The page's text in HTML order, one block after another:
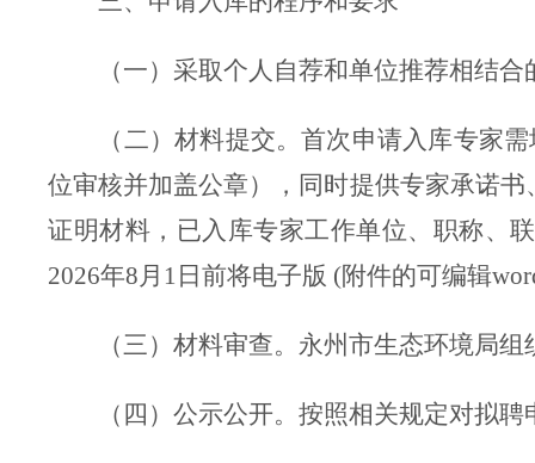
（一）采取个人自荐和单位推荐相结
（二）材料提交。首次申请入库专家
位审核并加盖公章），同时提供专家承诺书
证明材料 ，已入库专家工作单位、职称、
2026年8月1日前将电子版 (附件的可编辑
（三）材料审查。永州市生态环境局组
（ 四 ）公示公开。按照相关规定对拟聘